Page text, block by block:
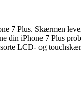
7 Plus. Skærmen
din iPhone 7 Plus
LCD- og